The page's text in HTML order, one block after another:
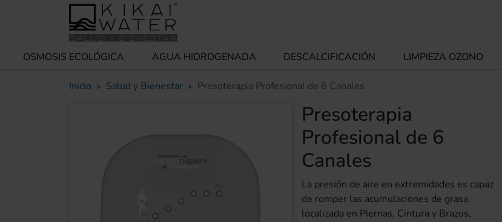
OSMOSIS ECOLÓGICA AGUA HIDROGENADA DESCALCIFICACIÓN LIMPIEZA OZONO
Inicio Salud y Bienestar Presoterapia Profesional de 6 Canales
Presoterapia
Profesional de 6
Canales
La presión de aire en extremidades es capaz
de romper las acumulaciones de grasa
localizada en Piernas, Cintura y Brazos,